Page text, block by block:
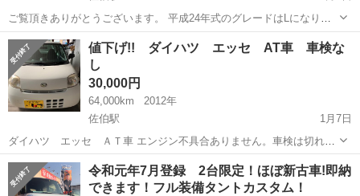
ご覧頂きありがとうございます。 平成24年式のグレードはLになりま
す。 限定車ですのでエアコンはオートエアコンになってます。効きも
問題ありません。 年式相応の汚れや傷やへこみはあります。 オイル交
換は定期的にしていまし...
大分 佐伯市 佐伯駅 ムーヴ
値下げ!! ダイハツ エッセ AT車 車検な
し
30,000円
64,000km
2012年
佐伯駅
1月7日
ダイハツ エッセ ＡＴ車 エンジン不具合ありません。車検は切れて
います。 外装は艶がなく褪せています。 パワーウィンドゥメインスイ
ッチ不良です。 現車確認をお願いします。 車検ご希望の方は別途かか
ります。 ノーク...
大分 佐伯市 佐伯駅 ダイハツ AT車
令和元年7月登録 2台限定！ほぼ新古車!即納
できます！フル装備タントカスタム！